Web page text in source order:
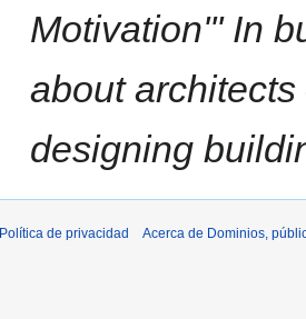
Motivation''' In
about
designing
Política de privacidad Acerca de Dominios,